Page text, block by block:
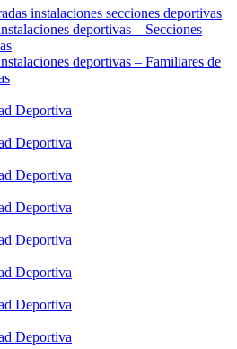
instalaciones secciones deportivas
deportivas – Secciones
deportivas – Familiares de
Deportiva
Deportiva
Deportiva
Deportiva
Deportiva
Deportiva
Deportiva
Deportiva